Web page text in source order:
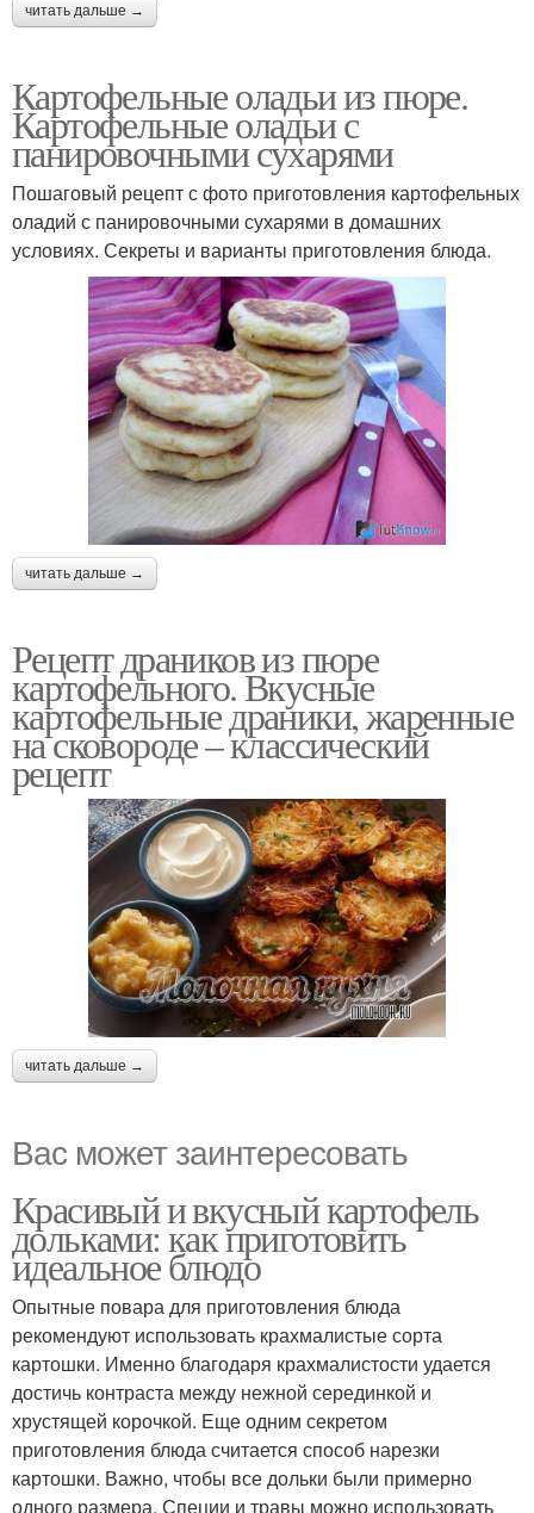
читать дальше →
Картофельные оладьи из пюре.
Картофельные оладьи с
панировочными сухарями
Пошаговый рецепт с фото приготовления картофельных
оладий с панировочными сухарями в домашних
условиях. Секреты и варианты приготовления блюда.
читать дальше →
Рецепт драников из пюре
картофельного. Вкусные
картофельные драники, жаренные
на сковороде – классический
рецепт
читать дальше →
Вас может заинтересовать
Красивый и вкусный картофель
дольками: как приготовить
идеальное блюдо
Опытные повара для приготовления блюда
рекомендуют использовать крахмалистые сорта
картошки. Именно благодаря крахмалистости удается
достичь контраста между нежной серединкой и
хрустящей корочкой. Еще одним секретом
приготовления блюда считается способ нарезки
картошки. Важно, чтобы все дольки были примерно
одного размера. Специи и травы можно использовать